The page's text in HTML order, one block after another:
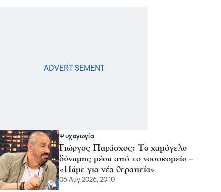
Ψυχαγωγία
Γιώργος Παράσχος: Το χαμόγελο
δύναμης μέσα από το νοσοκομείο –
«Πάμε για νέα θεραπεία»
06 Αυγ 2026, 20:10